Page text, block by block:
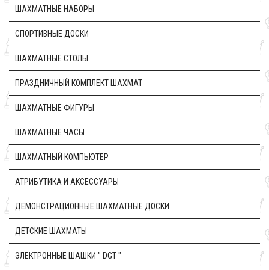
ШАХМАТНЫЕ НАБОРЫ
CПОРТИВНЫЕ ДОСКИ
ШАХМАТНЫЕ СТОЛЫ
ПРАЗДНИЧНЫЙ КОМПЛЕКТ ШАХМАТ
ШАХМАТНЫЕ ФИГУРЫ
ШАХМАТНЫЕ ЧАСЫ
ШАХМАТНЫЙ КОМПЬЮТЕР
АТРИБУТИКА И АКСЕССУАРЫ
ДЕМОНСТРАЦИОННЫЕ ШАХМАТНЫЕ ДОСКИ
ДЕТСКИЕ ШАХМАТЫ
ЭЛЕКТРОННЫЕ ШАШКИ " DGT "